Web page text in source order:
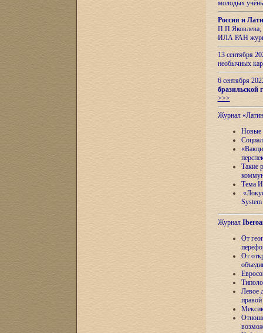
молодых
Россия и
П.П.Яковлева,
ИЛА РАН
13 сентября
необычных
6 сентября
бразильской
>>>
Журнал
Новые
Такие
Тема
Журнал
От
От
Левое